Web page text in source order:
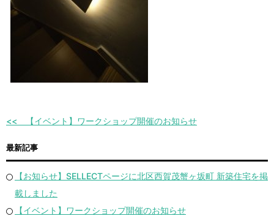
【イベント】ワークショップ開催のお知らせ
最新記事
【お知らせ】SELLECTページに北区西賀茂蟹ヶ坂町 新築住宅を掲
載しました
【イベント】ワークショップ開催のお知らせ